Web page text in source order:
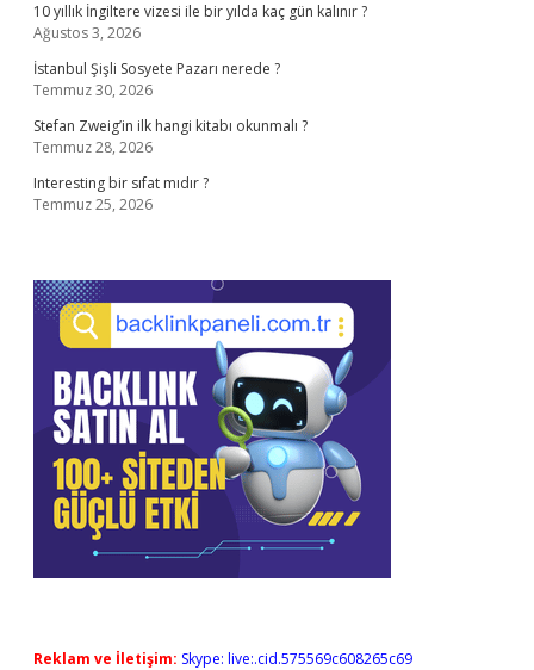
10 yıllık İngiltere vizesi ile bir yılda kaç gün kalınır ?
Ağustos 3, 2026
İstanbul Şişli Sosyete Pazarı nerede ?
Temmuz 30, 2026
Stefan Zweig’in ilk hangi kitabı okunmalı ?
Temmuz 28, 2026
Interesting bir sıfat mıdır ?
Temmuz 25, 2026
Reklam ve İletişim: Skype: live:.cid.575569c608265c69